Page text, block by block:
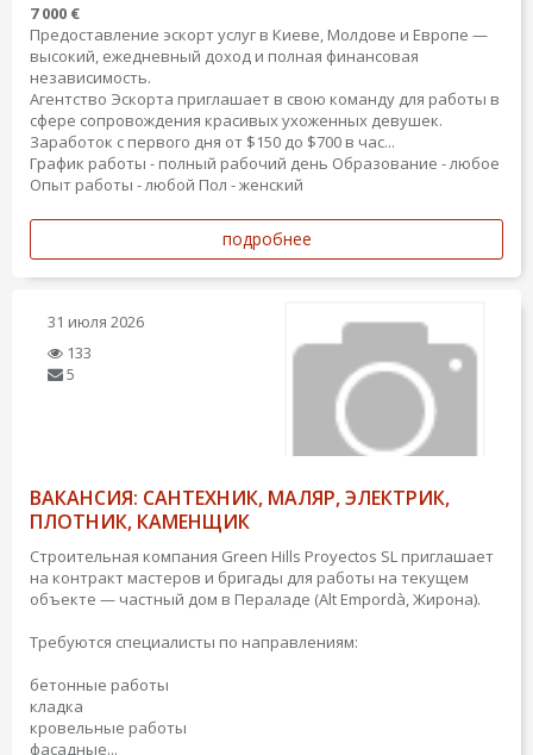
7 000 €
Предоставление эскорт услуг в Киеве, Молдове и Европе —
высокий, ежедневный доход и полная финансовая
независимость.
Агентство Эскорта приглашает в свою команду для работы в
сфере сопровождения красивых ухоженных девушек.
Заработок с первого дня от $150 до $700 в час...
График работы - полный рабочий день Образование - любое
Опыт работы - любой Пол - женский
подробнее
31 июля 2026
133
5
ВАКАНСИЯ: САНТЕХНИК, МАЛЯР, ЭЛЕКТРИК,
ПЛОТНИК, КАМЕНЩИК
Строительная компания Green Hills Proyectos SL приглашает
на контракт мастеров и бригады для работы на текущем
объекте — частный дом в Пераладе (Alt Empordà, Жирона).
Требуются специалисты по направлениям:
бетонные работы
кладка
кровельные работы
фасадные...